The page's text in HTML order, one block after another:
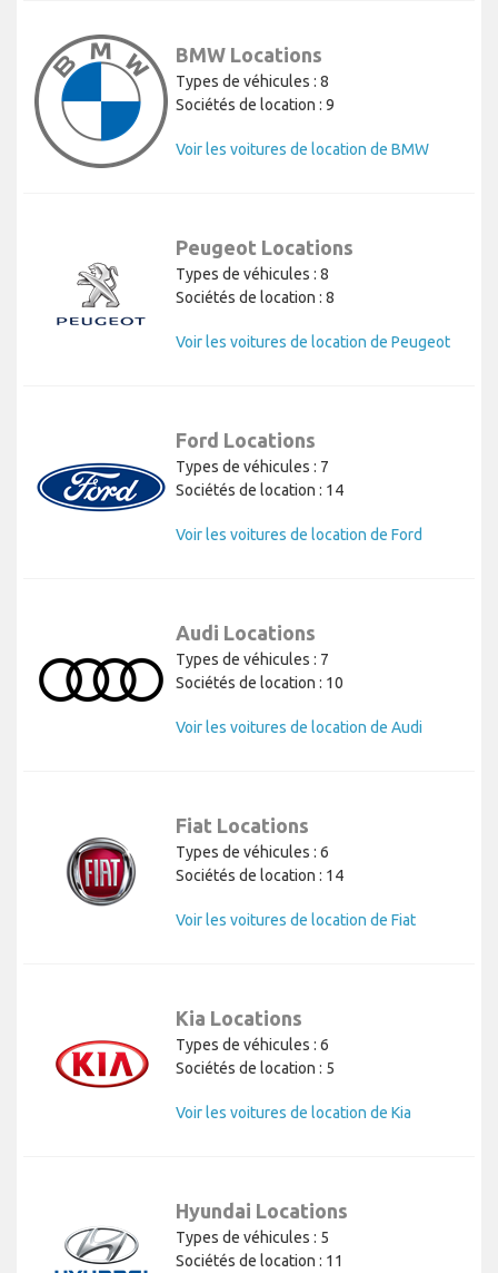
BMW Locations
Types de véhicules : 8
Sociétés de location : 9
Voir les voitures de location de BMW
Peugeot Locations
Types de véhicules : 8
Sociétés de location : 8
Voir les voitures de location de Peugeot
Ford Locations
Types de véhicules : 7
Sociétés de location : 14
Voir les voitures de location de Ford
Audi Locations
Types de véhicules : 7
Sociétés de location : 10
Voir les voitures de location de Audi
Fiat Locations
Types de véhicules : 6
Sociétés de location : 14
Voir les voitures de location de Fiat
Kia Locations
Types de véhicules : 6
Sociétés de location : 5
Voir les voitures de location de Kia
Hyundai Locations
Types de véhicules : 5
Sociétés de location : 11